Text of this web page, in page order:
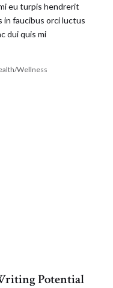
eu turpis hendrerit
in faucibus orci luctus
dui quis mi
Wellness
Potential